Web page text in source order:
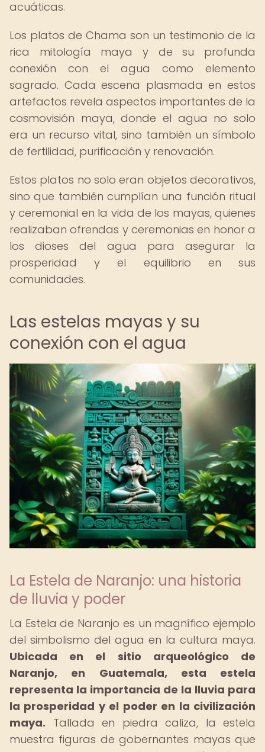
acuáticas.
Los platos de Chama son un testimonio de la
rica mitología maya y de su profunda
conexión con el agua como elemento
sagrado. Cada escena plasmada en estos
artefactos revela aspectos importantes de la
cosmovisión maya, donde el agua no solo
era un recurso vital, sino también un símbolo
de fertilidad, purificación y renovación.
Estos platos no solo eran objetos decorativos,
sino que también cumplían una función ritual
y ceremonial en la vida de los mayas, quienes
realizaban ofrendas y ceremonias en honor a
los dioses del agua para asegurar la
prosperidad y el equilibrio en sus
comunidades.
Las estelas mayas y su
conexión con el agua
La Estela de Naranjo: una historia
de lluvia y poder
La Estela de Naranjo es un magnífico ejemplo
del simbolismo del agua en la cultura maya.
Ubicada en el sitio arqueológico de
Naranjo, en Guatemala, esta estela
representa la importancia de la lluvia para
la prosperidad y el poder en la civilización
maya. Tallada en piedra caliza, la estela
muestra figuras de gobernantes mayas que